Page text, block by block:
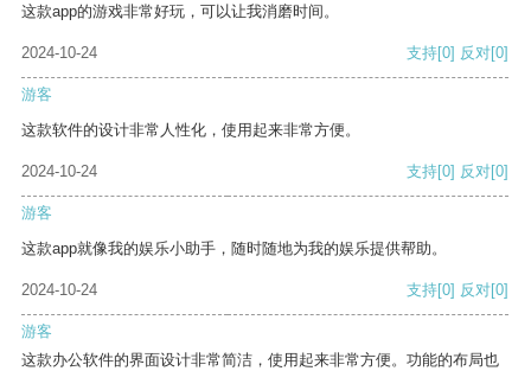
这款app的游戏非常好玩，可以让我消磨时间。
2024-10-24 支持[0] 反对[0]
游客
这款软件的设计非常人性化，使用起来非常方便。
2024-10-24 支持[0] 反对[0]
游客
这款app就像我的娱乐小助手，随时随地为我的娱乐提供帮助。
2024-10-24 支持[0] 反对[0]
游客
这款办公软件的界面设计非常简洁，使用起来非常方便。功能的布局也